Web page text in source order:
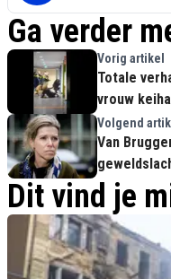
Ga verder
Vorig artikel
Totale
vrouw
kartel kijkt
Volgend
Van
Dit vind je